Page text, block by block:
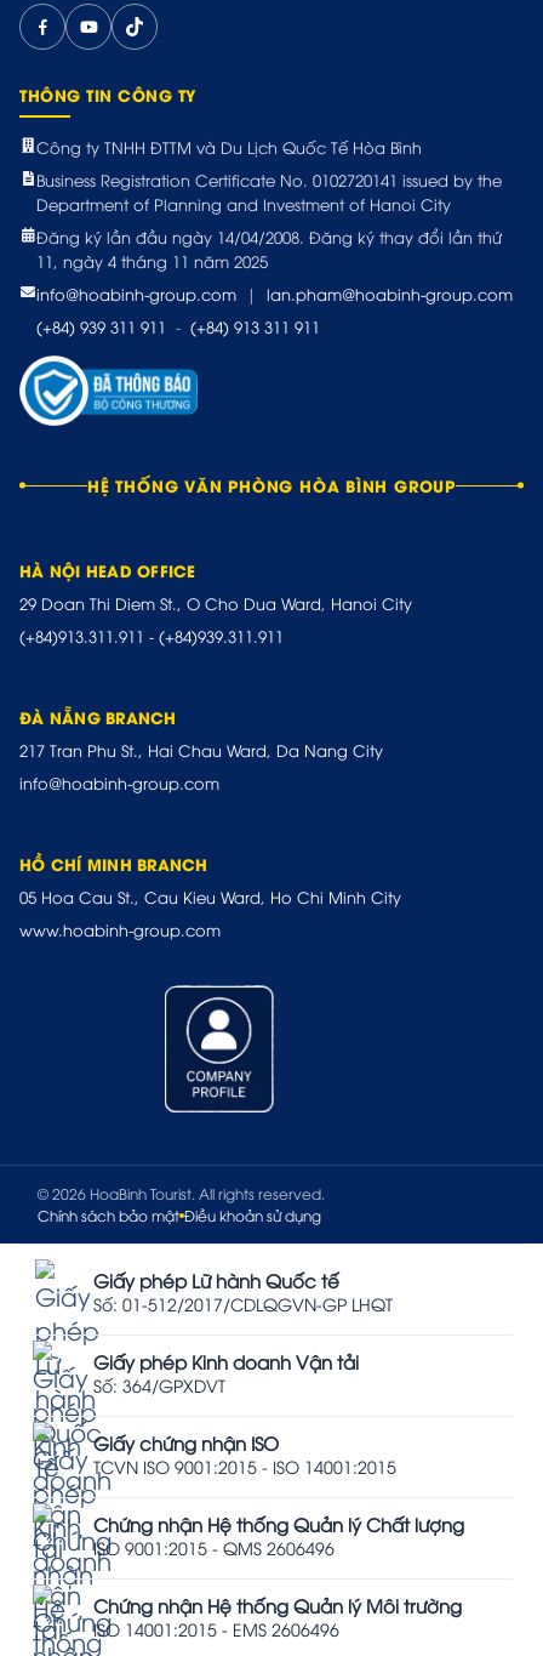
THÔNG TIN CÔNG TY
Công ty TNHH ĐTTM và Du Lịch Quốc Tế Hòa Bình
Business Registration Certificate No. 0102720141 issued by the
Department of Planning and Investment of Hanoi City
Đăng ký lần đầu ngày 14/04/2008. Đăng ký thay đổi lần thứ
11, ngày 4 tháng 11 năm 2025
info@hoabinh-group.com
|
lan.pham@hoabinh-group.com
(+84) 939 311 911 - (+84) 913 311 911
HỆ THỐNG VĂN PHÒNG HÒA BÌNH GROUP
HÀ NỘI HEAD OFFICE
29 Doan Thi Diem St., O Cho Dua Ward, Hanoi City
(+84)913.311.911 - (+84)939.311.911
ĐÀ NẴNG BRANCH
217 Tran Phu St., Hai Chau Ward, Da Nang City
info@hoabinh-group.com
HỒ CHÍ MINH BRANCH
05 Hoa Cau St., Cau Kieu Ward, Ho Chi Minh City
www.hoabinh-group.com
© 2026 HoaBinh Tourist. All rights reserved.
Chính sách bảo mật Điều khoản sử dụng
Giấy phép Lữ hành Quốc tế
Số: 01-512/2017/CDLQGVN-GP LHQT
Giấy phép Kinh doanh Vận tải
Số: 364/GPXDVT
Giấy chứng nhận ISO
TCVN ISO 9001:2015 - ISO 14001:2015
Chứng nhận Hệ thống Quản lý Chất lượng
ISO 9001:2015 - QMS 2606496
Chứng nhận Hệ thống Quản lý Môi trường
ISO 14001:2015 - EMS 2606496